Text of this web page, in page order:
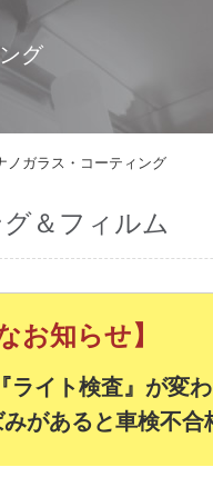
グ
ノガラス・コーティング
＆フィルム
お知らせ】
イト検査』が変わ
があると車検不合